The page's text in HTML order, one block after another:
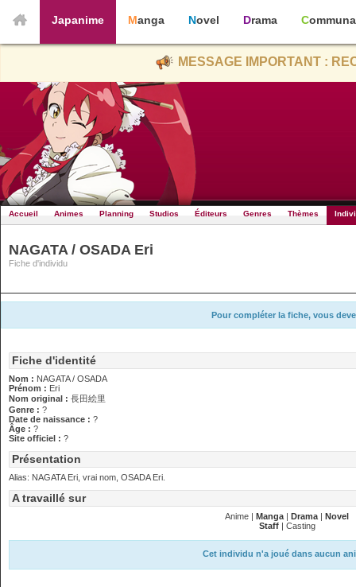
Japanime Manga Novel Drama
MESSAGE IMPORTANT :
Accueil Animes Planning Studios Éditeurs Genres Thèmes
NAGATA / OSADA Eri
Fiche d'individu
Pour compléter la fiche, vous
Fiche d'identité
Nom : NAGATA / OSADA
Prénom : Eri
Nom original : 長田絵里
Genre : ?
Date de naissance : ?
Âge : ?
Site officiel : ?
Présentation
Alias: NAGATA Eri, vrai nom, OSADA Eri.
A travaillé sur
Anime | Manga | Drama | Novel
Staff| Casting
Cet individu n'a joué dans aucun